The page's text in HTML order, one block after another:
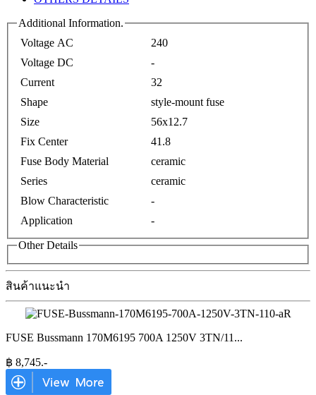
Additional Information.
Voltage AC
240
Voltage DC
-
Current
32
Shape
style-mount fuse
Size
56x12.7
Fix Center
41.8
Fuse Body Material
ceramic
Series
ceramic
Blow Characteristic
-
Application
-
Other Details
สินค้าแนะนำ
FUSE Bussmann 170M6195 700A 1250V 3TN/11 ...
฿ 8,745.-